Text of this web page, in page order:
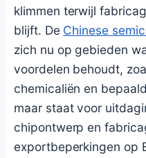
klimmen terwijl
blijft. De Chinese
zich nu op gebieden
voordelen behoudt,
chemicaliën en
maar staat voor
chipontwerp en
exportbeperkingen op